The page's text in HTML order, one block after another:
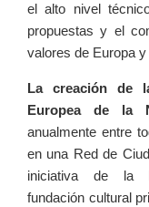
el alto nivel
propuestas y el
valores de Europa
La creación de
Europea de la
anualmente entre
en una Red de
iniciativa de la
fundación cultural